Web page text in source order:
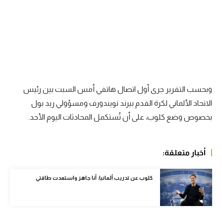
في المونديال
رياضة نسائية
أقسام خاصة
وبحسب التقرير جرى أول اتصال هاتفي أمس السبت بين رئيس
الاتحاد الألماني لكرة القدم بيرند نويندورف ومسؤولي ريد بول
بخصوص وضع كلوب، على أن تُستكمل المحادثات اليوم الأحد.
أخبار متعلقة:
كلوب عن تدريب ألمانيا: أنا جاهز واستعدت طاقتي